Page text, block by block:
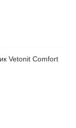
Vetonit Comfort